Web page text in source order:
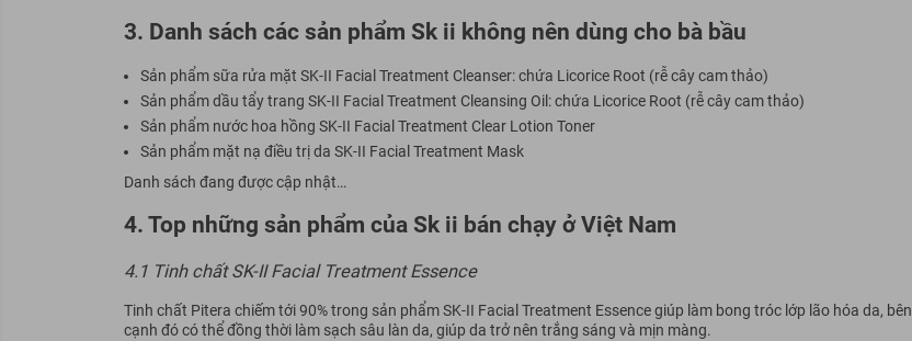
3. Danh sách các sản phẩm Sk ii không nên dùng cho bà bầu
Sản phẩm sữa rửa mặt SK-II Facial Treatment Cleanser: chứa Licorice Root (rễ cây cam thảo)
Sản phẩm dầu tẩy trang SK-II Facial Treatment Cleansing Oil: chứa Licorice Root (rễ cây cam thảo)
Sản phẩm nước hoa hồng SK-II Facial Treatment Clear Lotion Toner
Sản phẩm mặt nạ điều trị da SK-II Facial Treatment Mask
Danh sách đang được cập nhật…
4. Top những sản phẩm của Sk ii bán chạy ở Việt Nam
4.1 Tinh chất SK-II Facial Treatment Essence
Tinh chất Pitera chiếm tới 90% trong sản phẩm SK-II Facial Treatment Essence giúp làm bong tróc lớp lão hóa da, bên
cạnh đó có thể đồng thời làm sạch sâu làn da, giúp da trở nên trắng sáng và mịn màng.